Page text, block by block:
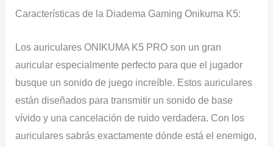
Características de la Diadema Gaming Onikuma K5:
Los auriculares ONIKUMA K5 PRO son un gran
auricular especialmente perfecto para que el jugador
busque un sonido de juego increíble. Estos auriculares
están diseñados para transmitir un sonido de base
vívido y una cancelación de ruido verdadera. Con los
auriculares sabrás exactamente dónde está el enemigo,